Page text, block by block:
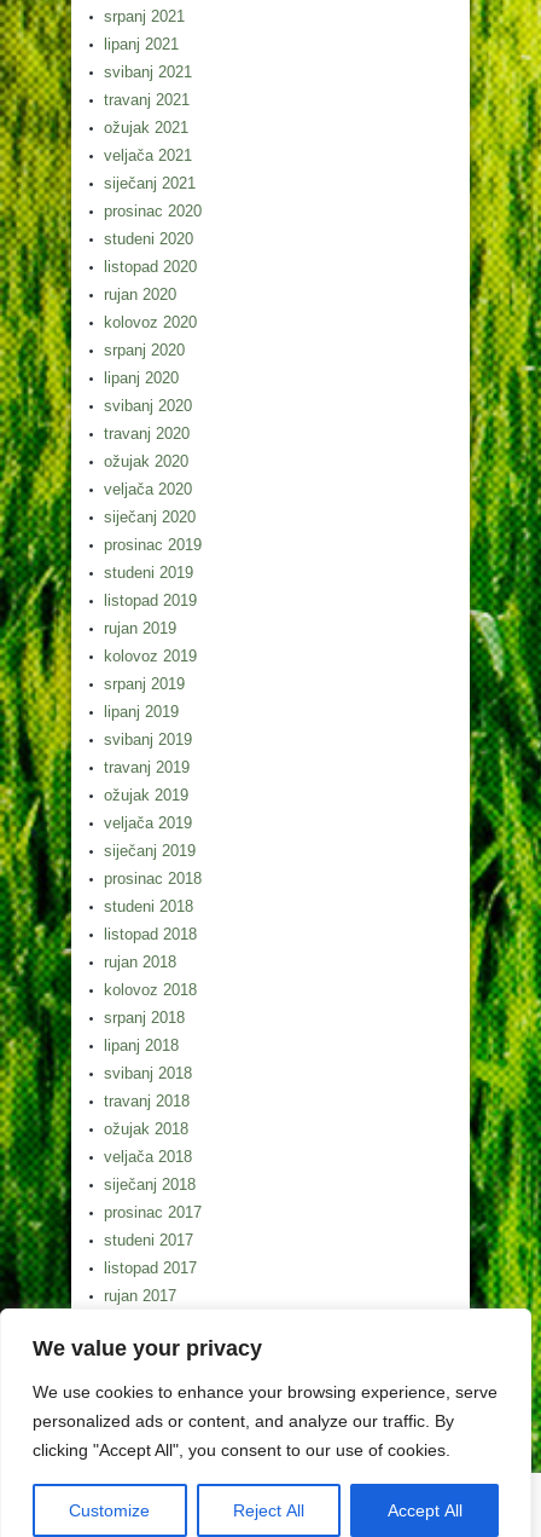
We value your privacy
We use cookies to enhance your browsing experience, serve
personalized ads or content, and analyze our traffic. By
clicking "Accept All", you consent to our use of cookies.
Customize Reject All Accept All
srpanj 2021
lipanj 2021
svibanj 2021
travanj 2021
ožujak 2021
veljača 2021
siječanj 2021
prosinac 2020
studeni 2020
listopad 2020
rujan 2020
kolovoz 2020
srpanj 2020
lipanj 2020
svibanj 2020
travanj 2020
ožujak 2020
veljača 2020
siječanj 2020
prosinac 2019
studeni 2019
listopad 2019
rujan 2019
kolovoz 2019
srpanj 2019
lipanj 2019
svibanj 2019
travanj 2019
ožujak 2019
veljača 2019
siječanj 2019
prosinac 2018
studeni 2018
listopad 2018
rujan 2018
kolovoz 2018
srpanj 2018
lipanj 2018
svibanj 2018
travanj 2018
ožujak 2018
veljača 2018
siječanj 2018
prosinac 2017
studeni 2017
listopad 2017
rujan 2017
srpanj 2017